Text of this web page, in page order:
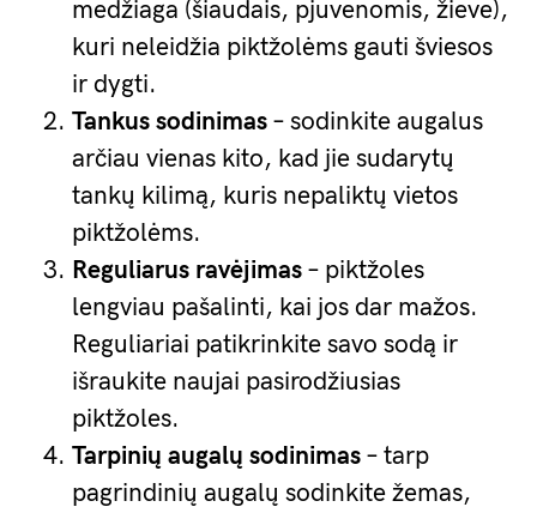
medžiaga (šiaudais, pjuvenomis, žieve),
kuri neleidžia piktžolėms gauti šviesos
ir dygti.
Tankus sodinimas – sodinkite augalus
arčiau vienas kito, kad jie sudarytų
tankų kilimą, kuris nepaliktų vietos
piktžolėms.
Reguliarus ravėjimas – piktžoles
lengviau pašalinti, kai jos dar mažos.
Reguliariai patikrinkite savo sodą ir
išraukite naujai pasirodžiusias
piktžoles.
Tarpinių augalų sodinimas – tarp
pagrindinių augalų sodinkite žemas,